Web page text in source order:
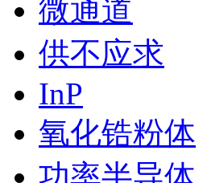
微通道
供不应求
InP
氧化锆粉体
功率半导体